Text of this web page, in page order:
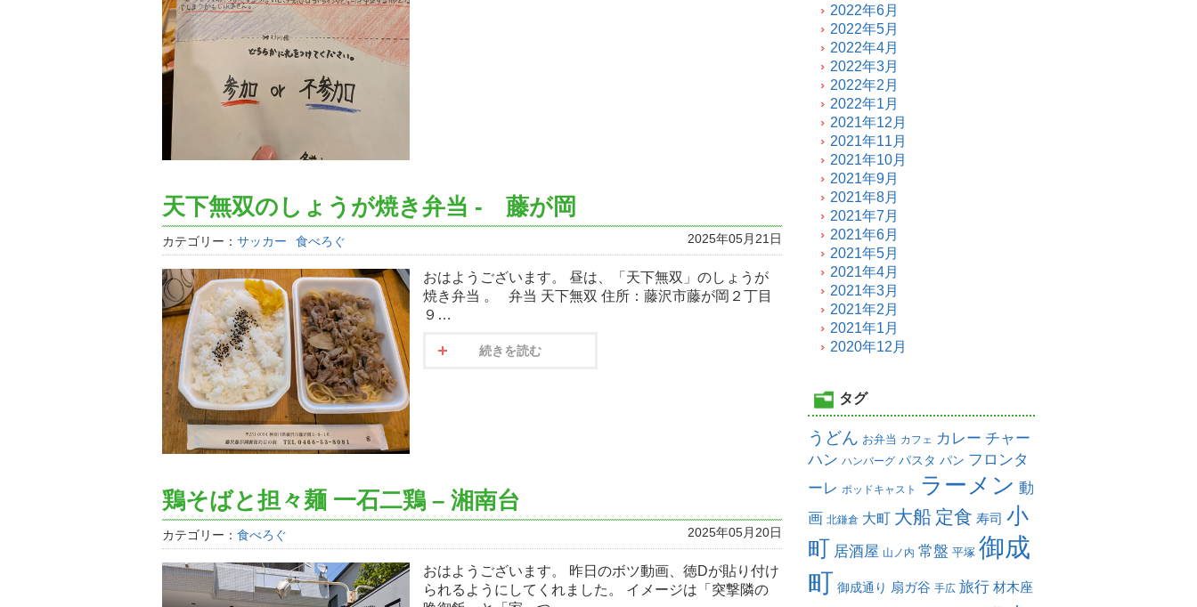
天下無双のしょうが焼き弁当 - 藤が岡
カテゴリー： サッカー 食べろぐ 2025年05月21日
おはようございます。 昼は、「天下無双」のしょうが
焼き弁当 。 弁当 天下無双 住所：藤沢市藤が岡２丁目
９…
続きを読む
鶏そばと担々麺 一石二鶏 – 湘南台
カテゴリー： 食べろぐ 2025年05月20日
おはようございます。 昨日のボツ動画、徳Dが貼り付け
られるようにしてくれました。 イメージは「突撃隣の
2022年6月
2022年5月
2022年4月
2022年3月
2022年2月
2022年1月
2021年12月
2021年11月
2021年10月
2021年9月
2021年8月
2021年7月
2021年6月
2021年5月
2021年4月
2021年3月
2021年2月
2021年1月
2020年12月
タグ
うどん お弁当 カフェ カレー チャー
ハン ハンバーグ パスタ パン フロンタ
ーレ ポッドキャスト ラーメン 動
画 北鎌倉 大町 大船 定食 寿司 小
町 居酒屋 山ノ内 常盤 平塚 御成
町 御成通り 扇ガ谷 手広 旅行 材木座